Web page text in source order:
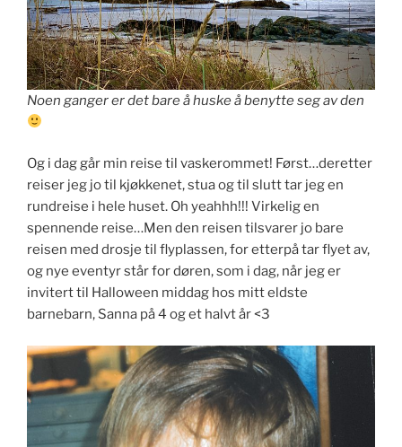
Noen ganger er det bare å huske å benytte seg av den
Og i dag går min reise til vaskerommet! Først…deretter
reiser jeg jo til kjøkkenet, stua og til slutt tar jeg en
rundreise i hele huset. Oh yeahhh!!! Virkelig en
spennende reise…Men den reisen tilsvarer jo bare
reisen med drosje til flyplassen, for etterpå tar flyet av,
og nye eventyr står for døren, som i dag, når jeg er
invitert til Halloween middag hos mitt eldste
barnebarn, Sanna på 4 og et halvt år <3